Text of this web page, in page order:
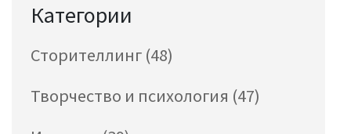
Категории
Сторителлинг (48)
Творчество и психология (47)